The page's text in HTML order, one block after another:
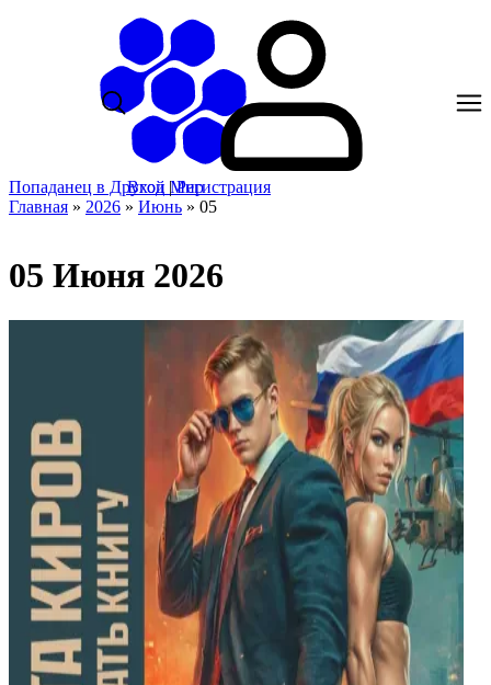
Попаданец в Другой Мир
Вход |Регистрация
Главная » 2026 » Июнь » 05
05 Июня 2026